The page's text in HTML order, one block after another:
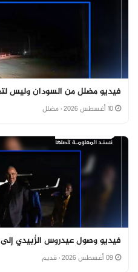
فيديو مضلل من السودان وليس
· مضلل
فيديو وصول عيدروس الزُبيدي إلى
· قديم